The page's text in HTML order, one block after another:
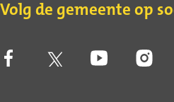
Volg de gemeente op